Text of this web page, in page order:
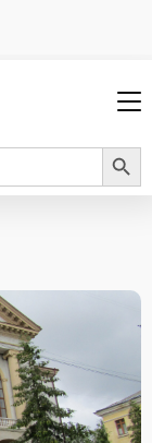
Search Button